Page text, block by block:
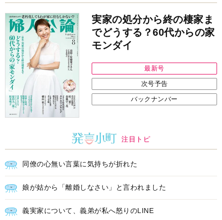
実家の処分から終の棲家ま
でどうする？60代からの家
モンダイ
最新号
次号予告
バックナンバー
注目トピ
同僚の心無い言葉に気持ちが折れた
娘が姑から「離婚しなさい」と言われました
義実家について、義弟が私へ怒りのLINE